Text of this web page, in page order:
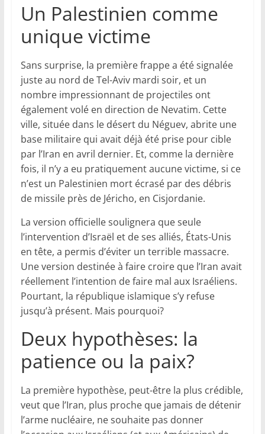
Un Palestinien comme
unique victime
Sans surprise, la première frappe a été signalée
juste au nord de Tel-Aviv mardi soir, et un
nombre impressionnant de projectiles ont
également volé en direction de Nevatim. Cette
ville, située dans le désert du Néguev, abrite une
base militaire qui avait déjà été prise pour cible
par l’Iran en avril dernier. Et, comme la dernière
fois, il n’y a eu pratiquement aucune victime, si ce
n’est un Palestinien mort écrasé par des débris
de missile près de Jéricho, en Cisjordanie.
La version officielle soulignera que seule
l’intervention d’Israël et de ses alliés, États-Unis
en tête, a permis d’éviter un terrible massacre.
Une version destinée à faire croire que l’Iran avait
réellement l’intention de faire mal aux Israéliens.
Pourtant, la république islamique s’y refuse
jusqu’à présent. Mais pourquoi?
Deux hypothèses: la
patience ou la paix?
La première hypothèse, peut-être la plus crédible,
veut que l’Iran, plus proche que jamais de détenir
l’arme nucléaire, ne souhaite pas donner